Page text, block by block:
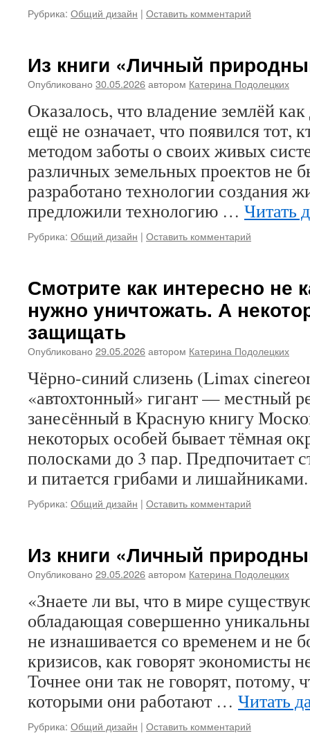
Рубрика: Общий дизайн | Оставить комментарий
Из книги «Личный
Опубликовано 30.05.2026автором Катерина Подолецких
Оказалось, что владение землёй
ещё не означает, что появился тот,
методом заботы о своих живых
различных земельных проектов не
разработано технологии создания
предложили технологию … Читать
Рубрика: Общий дизайн | Оставить комментарий
Смотрите как интересно не
нужно уничтожать. А
защищать
Опубликовано 29.05.2026автором Катерина Подолецких
Чёрно-синий слизень (Limax
«автохтонный» гигант — местный
занесённый в Красную книгу
некоторых особей бывает тёмная
полосками до 3 пар. Предпочитает
и питается грибами и
Рубрика: Общий дизайн | Оставить комментарий
Из книги «Личный
Опубликовано 29.05.2026автором Катерина Подолецких
«Знаете ли вы, что в мире
обладающая совершенно
не изнашивается со временем и не
кризисов, как говорят экономисты
Точнее они так не говорят, потому,
которыми они работают … Читать
Рубрика: Общий дизайн | Оставить комментарий